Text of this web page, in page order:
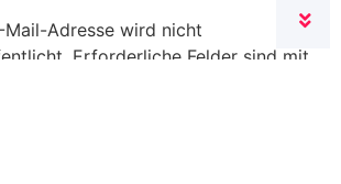
Mail-Adresse wird nicht
Erforderliche Felder sind mit